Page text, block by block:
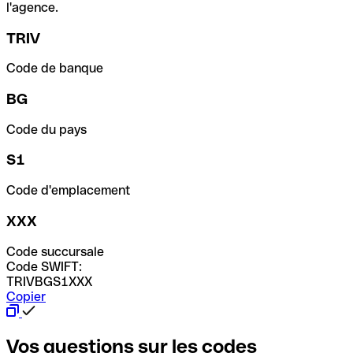
l'agence.
TRIV
Code de banque
BG
Code du pays
S1
Code d'emplacement
XXX
Code succursale
Code SWIFT:
TRIVBGS1XXX
Copier
Vos questions sur les codes